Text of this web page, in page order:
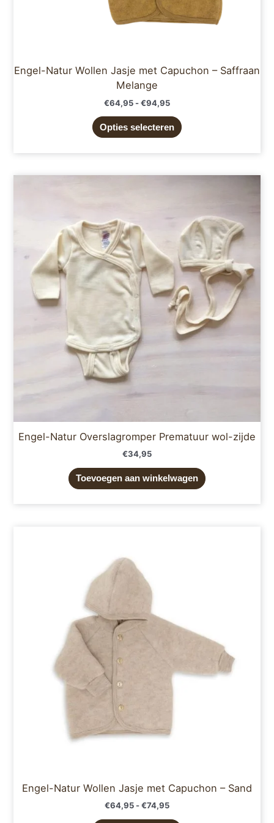
Engel-Natur Wollen Jasje met Capuchon – Saffraan
Melange
€64,95 -€94,95
Opties selecteren
Engel-Natur Overslagromper Prematuur wol-zijde
€34,95
Toevoegen aan winkelwagen
Engel-Natur Wollen Jasje met Capuchon – Sand
€64,95 -€74,95
kan
op